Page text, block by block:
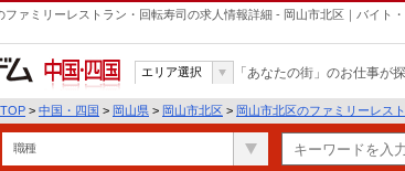
ァミリーレストラン・回転寿司の求人情報詳細 - 岡山市北区｜バイト
中国・四国
エリア選択 「あなたの街」のお仕事が
> 中国・四国 > 岡山県 > 岡山市北区 > 岡山市北区のファミリーレス
職種